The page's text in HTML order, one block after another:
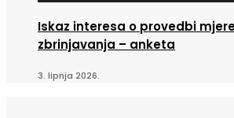
Iskaz interesa o provedbi
zbrinjavanja – anketa
3. lipnja 2026.